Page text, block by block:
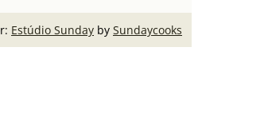
Estúdio Sunday by Sundaycooks